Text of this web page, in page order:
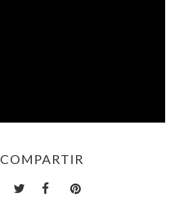
COMPARTIR